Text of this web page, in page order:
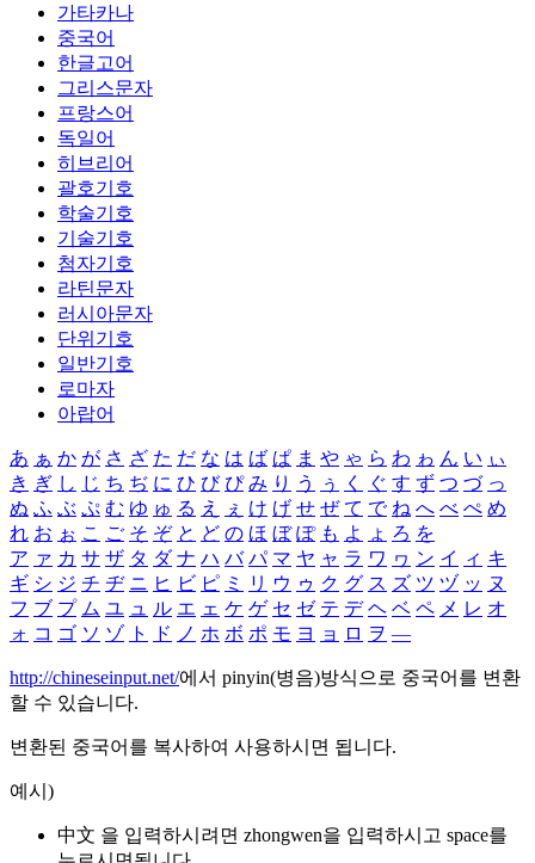
가타카나
중국어
한글고어
그리스문자
프랑스어
독일어
히브리어
괄호기호
학술기호
기술기호
첨자기호
라틴문자
러시아문자
단위기호
일반기호
로마자
아랍어
あ ぁ か が さ ざ た だ な は ば ぱ ま や ゃ ら わ ゎ ん い ぃ
き ぎ し じ ち ぢ に ひ び ぴ み り う ぅ く ぐ す ず つ づ っ
ぬ ふ ぶ ぷ む ゆ ゅ る え ぇ け げ せ ぜ て で ね へ べ ぺ め
れ お ぉ こ ご そ ぞ と ど の ほ ぼ ぽ も よ ょ ろ を
ア ァ カ サ ザ タ ダ ナ ハ バ パ マ ヤ ャ ラ ワ ヮ ン イ ィ キ
ギ シ ジ チ ヂ ニ ヒ ビ ピ ミ リ ウ ゥ ク グ ス ズ ツ ヅ ッ ヌ
フ ブ プ ム ユ ュ ル エ ェ ケ ゲ セ ゼ テ デ ヘ ベ ペ メ レ オ
ォ コ ゴ ソ ゾ ト ド ノ ホ ボ ポ モ ヨ ョ ロ ヲ ―
http://chineseinput.net/에서 pinyin(병음)방식으로 중국어를 변환
할 수 있습니다.
변환된 중국어를 복사하여 사용하시면 됩니다.
예시)
中文 을 입력하시려면 zhongwen을 입력하시고 space를